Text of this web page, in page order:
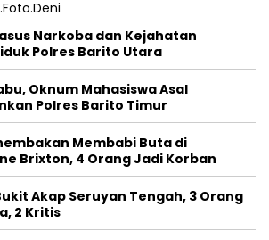
Narkoba dan Kejahatan
Polres Barito Utara
Oknum Mahasiswa Asal
Polres Barito Timur
Membabi Buta di
Brixton, 4 Orang Jadi Korban
Akap Seruyan Tengah, 3 Orang
2 Kritis